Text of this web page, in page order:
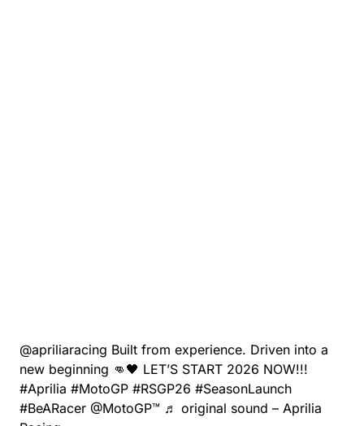
@apriliaracing Built from experience. Driven into a
new beginning 👊🖤 LET’S START 2026 NOW!!!
#Aprilia #MotoGP #RSGP26 #SeasonLaunch
#BeARacer @MotoGP™ ♬ original sound – Aprilia